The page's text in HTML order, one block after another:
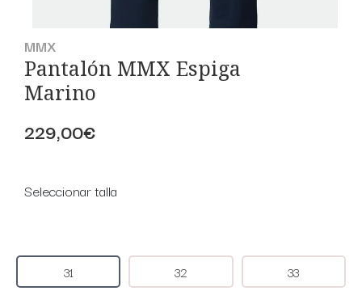
MMX
Pantalón MMX Espiga
Marino
229,00€
Seleccionar talla
31 32 33